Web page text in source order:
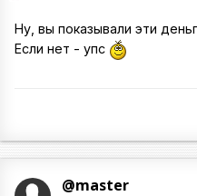
Ну, вы показывали эти
Если нет - упс
@master